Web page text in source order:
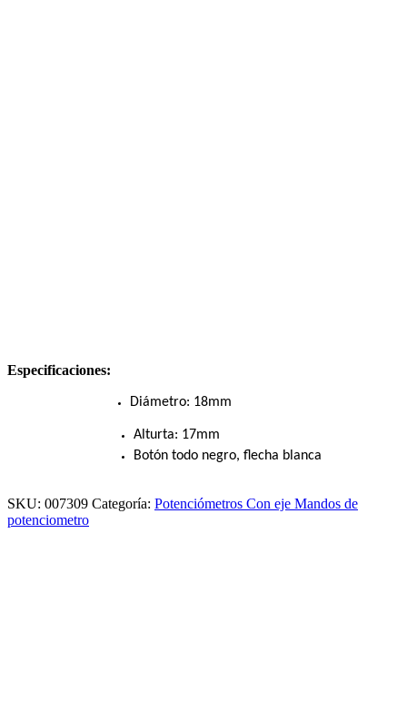
Especificaciones:
Diámetro: 18mm
Alturta: 17mm
Botón todo negro, flecha blanca
SKU: 007309 Categoría: Potenciómetros Con eje Mandos de
potenciometro